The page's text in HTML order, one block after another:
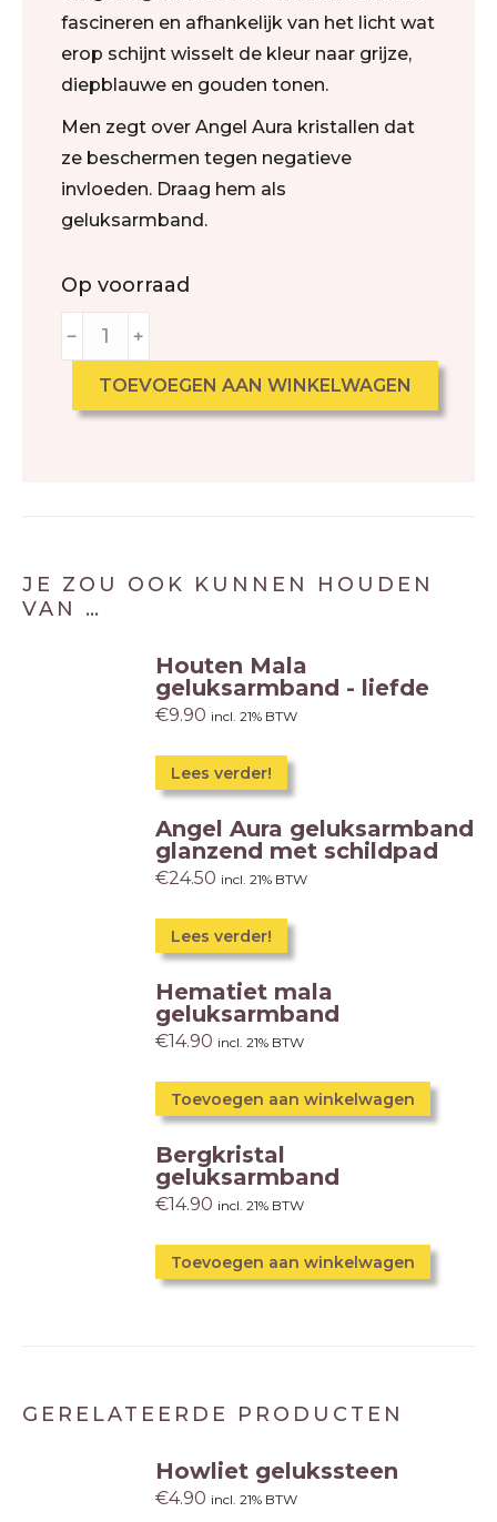
fascineren en afhankelijk van het licht wat
erop schijnt wisselt de kleur naar grijze,
diepblauwe en gouden tonen.
Men zegt over Angel Aura kristallen dat
ze beschermen tegen negatieve
invloeden. Draag hem als
geluksarmband.
Op voorraad
﹣ ﹢
TOEVOEGEN AAN WINKELWAGEN
JE ZOU OOK KUNNEN HOUDEN
VAN …
Houten Mala
geluksarmband - liefde
€9.90 incl. 21% BTW
Lees verder!
Angel Aura geluksarmband
glanzend met schildpad
€24.50 incl. 21% BTW
Lees verder!
Hematiet mala
geluksarmband
€14.90 incl. 21% BTW
Toevoegen aan winkelwagen
Bergkristal
geluksarmband
€14.90 incl. 21% BTW
Toevoegen aan winkelwagen
GERELATEERDE PRODUCTEN
Howliet gelukssteen
€4.90 incl. 21% BTW